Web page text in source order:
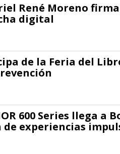
René Moreno
digital
de la Feria del
600 Series llega a
de experiencias